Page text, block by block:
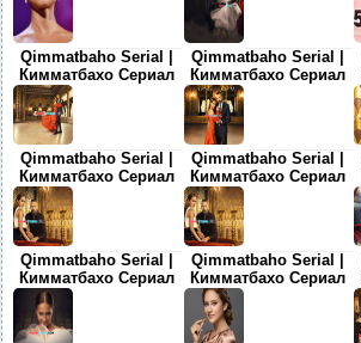
Qimmatbaho Serial |
Кимматбахо Сериал
Qimmatbaho Serial |
Кимматбахо Сериал
Qimmatbaho Serial |
Кимматбахо Сериал
Qimmatbaho Serial |
Кимматбахо Сериал
Qimmatbaho Serial |
Кимматбахо Сериал
Qimmatbaho Serial |
Кимматбахо Сериал